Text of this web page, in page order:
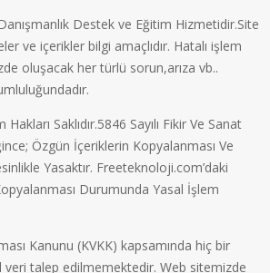
Destek ve Eğitim Hizmetidir.Site
ve içerikler bilgi amaçlıdır. Hatalı işlem
oluşacak her türlü sorun,arıza vb..
Saklıdır.5846 Sayılı Fikir Ve Sanat
Özgün İçeriklerin Kopyalanması Ve
Yasaktır. Freeteknoloji.com’daki
Durumunda Yasal İşlem
Kanunu (KVKK) kapsamında hiç bir
veri talep edilmemektedir. Web sitemizde